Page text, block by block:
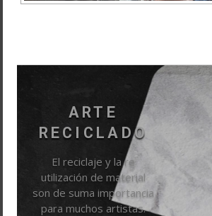
ARTE
RECICLADO
El reciclaje y la re
utilización de material
son de suma importancia
para muchos artistas.